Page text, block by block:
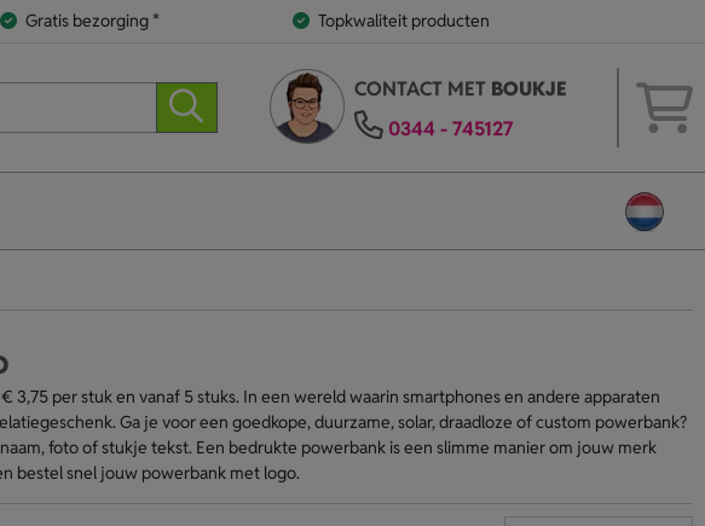
Gratis bezorging * Topkwaliteit producten
CONTACT MET BOUKJE
0344 - 745127
per stuk en vanaf 5 stuks. In een wereld waarin smartphones en andere apparaten
Ga je voor een goedkope, duurzame, solar, draadloze of custom powerbank?
foto of stukje tekst. Een bedrukte powerbank is een slimme manier om jouw merk
bestel snel jouw powerbank met logo.